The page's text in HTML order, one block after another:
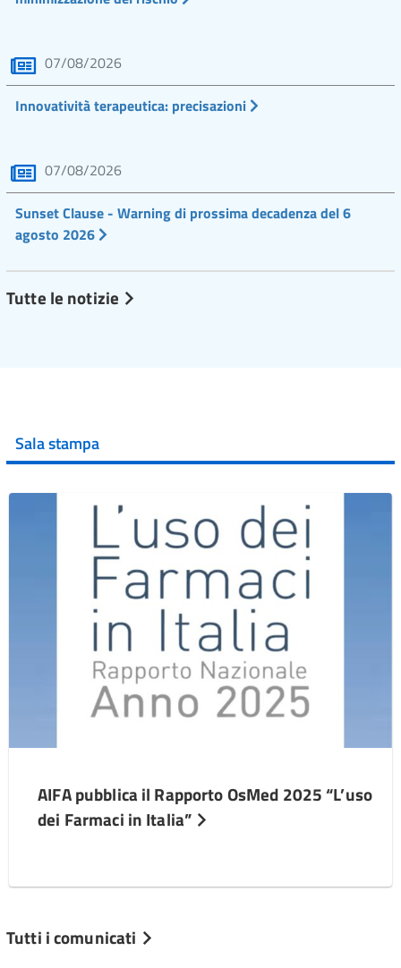
07/08/2026
Innovatività terapeutica: precisazioni
07/08/2026
Sunset Clause - Warning di prossima decadenza del 6
agosto 2026
Tutte le notizie
Sala stampa
AIFA pubblica il Rapporto OsMed 2025 “L’uso
dei Farmaci in Italia”
Tutti i comunicati